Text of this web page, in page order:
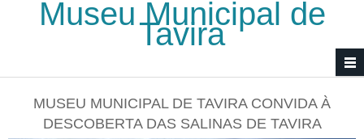
Passar para o conteúdo principal
Museu Municipal de
Tavira
MUSEU MUNICIPAL DE TAVIRA CONVIDA À
DESCOBERTA DAS SALINAS DE TAVIRA